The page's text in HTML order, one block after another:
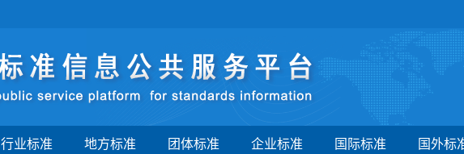
行业标准 地方标准 团体标准 企业标准 国际标准 国外标